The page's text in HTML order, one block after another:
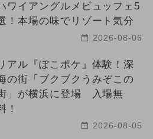
ワイアングルメビュッフェ5
！本場の味でリゾート気分
2026-08-06
アル『ぽこポケ』体験！深
の街「ブクブクうみぞこの
」が横浜に登場 入場無
！
2026-08-05